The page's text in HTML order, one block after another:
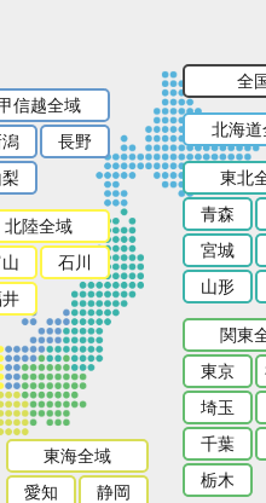
全
北海
東北
青森
宮城
山形
関東
東京
埼玉
千葉
栃木
信越全域
長野
北陸全域
石川
東海全域
愛知
静岡